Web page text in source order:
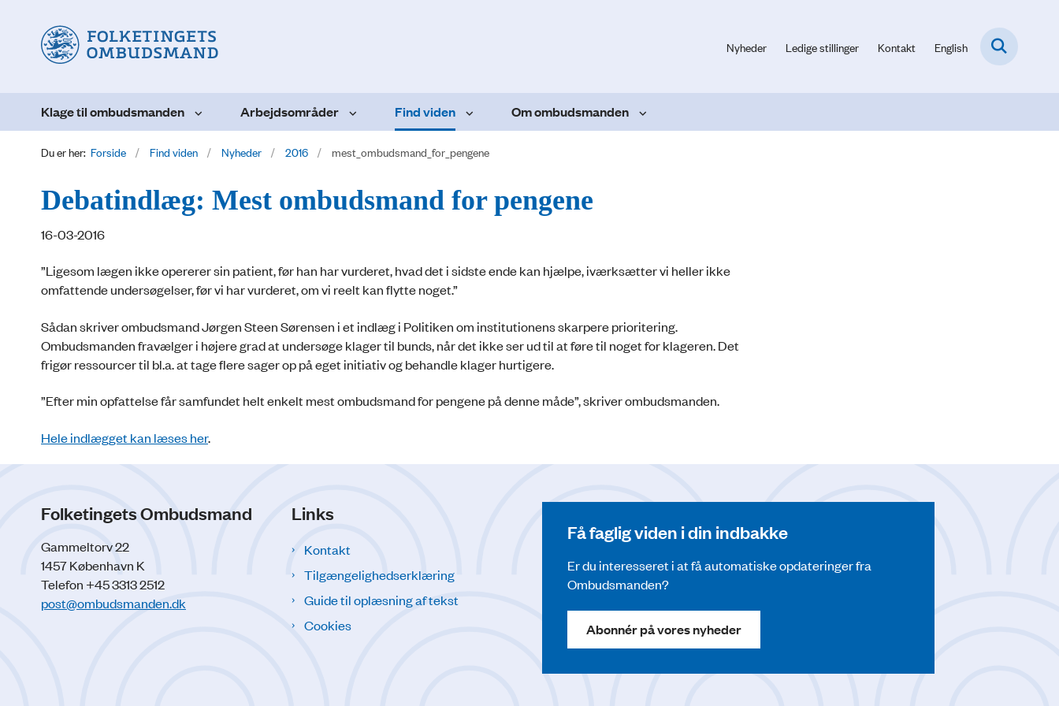
Nyheder Ledige stillinger Kontakt English
Klage til ombudsmanden Arbejdsområder Find viden Om ombudsmanden
Du er her: Forside Find viden Nyheder 2016 mest_ombudsmand_for_pengene
Debatindlæg: Mest ombudsmand for pengene
16-03-2016
”Ligesom lægen ikke opererer sin patient, før han har vurderet, hvad det i sidste ende kan hjælpe, iværksætter vi heller ikke
omfattende undersøgelser, før vi har vurderet, om vi reelt kan flytte noget.”
Sådan skriver ombudsmand Jørgen Steen Sørensen i et indlæg i Politiken om institutionens skarpere prioritering.
Ombudsmanden fravælger i højere grad at undersøge klager til bunds, når det ikke ser ud til at føre til noget for klageren. Det
frigør ressourcer til bl.a. at tage flere sager op på eget initiativ og behandle klager hurtigere.
”Efter min opfattelse får samfundet helt enkelt mest ombudsmand for pengene på denne måde”, skriver ombudsmanden.
Hele indlægget kan læses her.
Folketingets Ombudsmand
Gammeltorv 22
1457 København K
Telefon +45 3313 2512
post@ombudsmanden.dk
Links
Kontakt
Tilgængelighedserklæring
Guide til oplæsning af tekst
Cookies
Få faglig viden i din indbakke
Er du interesseret i at få automatiske opdateringer fra
Ombudsmanden?
Abonnér på vores nyheder